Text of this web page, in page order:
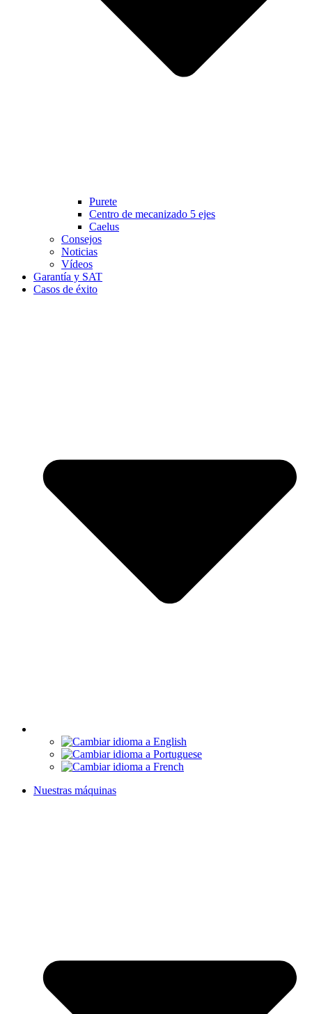
Purete
Centro de mecanizado 5 ejes
Caelus
Consejos
Noticias
Vídeos
Garantía y SAT
Casos de éxito
Nuestras máquinas